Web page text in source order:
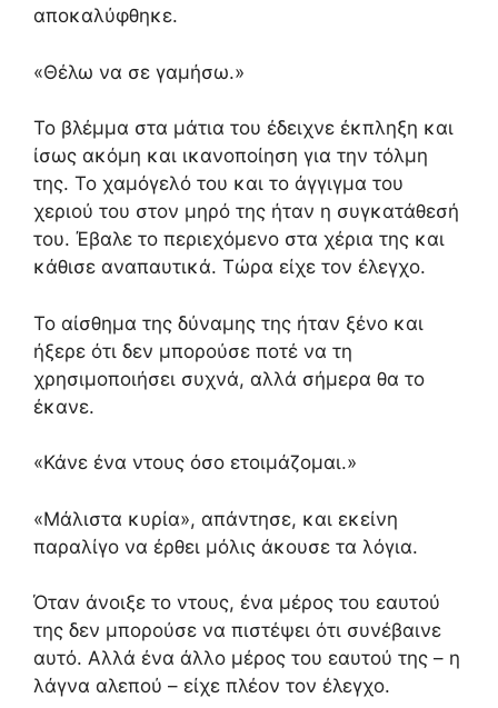
αποκαλύφθηκε.
«Θέλω να σε γαμήσω.»
Το βλέμμα στα μάτια του έδειχνε έκπληξη και
ίσως ακόμη και ικανοποίηση για την τόλμη
της. Το χαμόγελό του και το άγγιγμα του
χεριού του στον μηρό της ήταν η συγκατάθεσή
του. Έβαλε το περιεχόμενο στα χέρια της και
κάθισε αναπαυτικά. Τώρα είχε τον έλεγχο.
Το αίσθημα της δύναμης της ήταν ξένο και
ήξερε ότι δεν μπορούσε ποτέ να τη
χρησιμοποιήσει συχνά, αλλά σήμερα θα το
έκανε.
«Κάνε ένα ντους όσο ετοιμάζομαι.»
«Μάλιστα κυρία», απάντησε, και εκείνη
παραλίγο να έρθει μόλις άκουσε τα λόγια.
Όταν άνοιξε το ντους, ένα μέρος του εαυτού
της δεν μπορούσε να πιστέψει ότι συνέβαινε
αυτό. Αλλά ένα άλλο μέρος του εαυτού της – η
λάγνα αλεπού – είχε πλέον τον έλεγχο.